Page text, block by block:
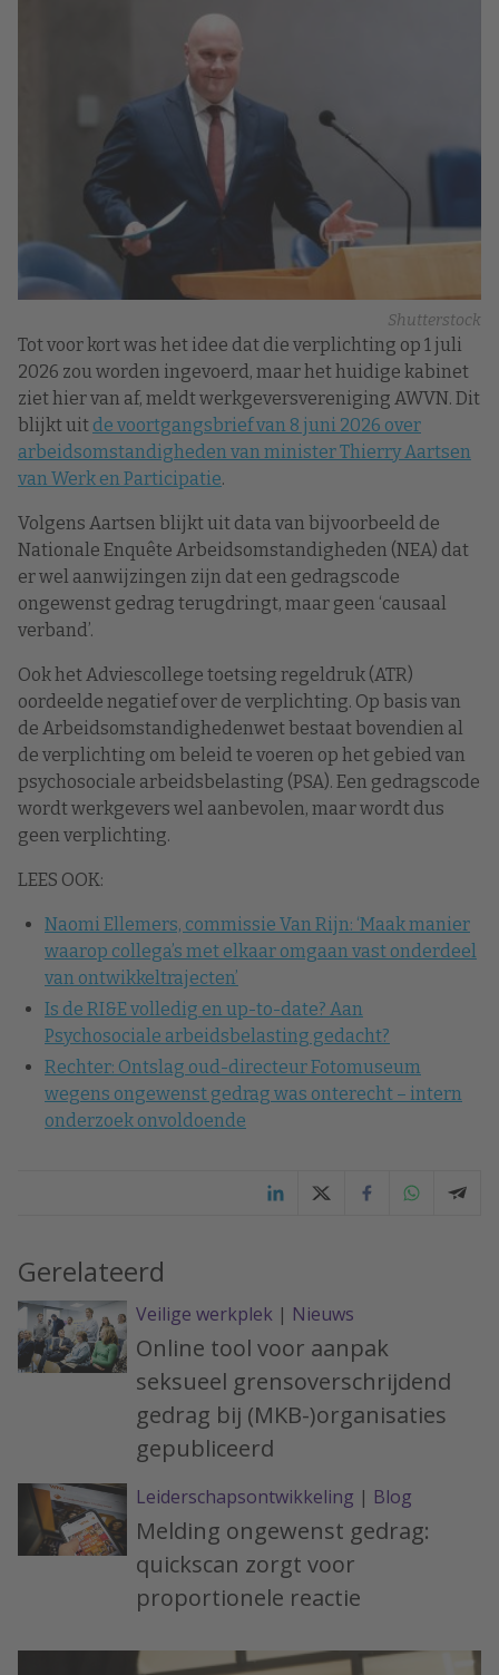
Shutterstock
Tot voor kort was het idee dat die verplichting op 1 juli
2026 zou worden ingevoerd, maar het huidige kabinet
ziet hier van af, meldt werkgeversvereniging AWVN. Dit
blijkt uit de voortgangsbrief van 8 juni 2026 over
arbeidsomstandigheden van minister Thierry Aartsen
van Werk en Participatie.
Volgens Aartsen blijkt uit data van bijvoorbeeld de
Nationale Enquête Arbeidsomstandigheden (NEA) dat
er wel aanwijzingen zijn dat een gedragscode
ongewenst gedrag terugdringt, maar geen ‘causaal
verband’.
Ook het Adviescollege toetsing regeldruk (ATR)
oordeelde negatief over de verplichting. Op basis van
de Arbeidsomstandighedenwet bestaat bovendien al
de verplichting om beleid te voeren op het gebied van
psychosociale arbeidsbelasting (PSA). Een gedragscode
wordt werkgevers wel aanbevolen, maar wordt dus
geen verplichting.
LEES OOK:
Naomi Ellemers, commissie Van Rijn: ‘Maak manier
waarop collega’s met elkaar omgaan vast onderdeel
van ontwikkeltrajecten’
Is de RI&E volledig en up-to-date? Aan
Psychosociale arbeidsbelasting gedacht?
Rechter: Ontslag oud-directeur Fotomuseum
wegens ongewenst gedrag was onterecht – intern
onderzoek onvoldoende
Gerelateerd
Veilige werkplek | Nieuws
Online tool voor aanpak
seksueel grensoverschrijdend
gedrag bij (MKB-)organisaties
gepubliceerd
Leiderschapsontwikkeling | Blog
Melding ongewenst gedrag:
quickscan zorgt voor
proportionele reactie